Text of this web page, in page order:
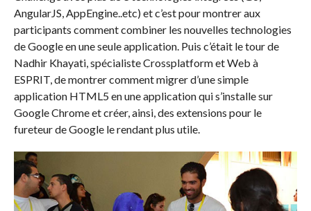
AngularJS, AppEngine..etc) et c’est pour montrer aux
participants comment combiner les nouvelles technologies
de Google en une seule application. Puis c’était le tour de
Nadhir Khayati, spécialiste Crossplatform et Web à
ESPRIT, de montrer comment migrer d’une simple
application HTML5 en une application qui s’installe sur
Google Chrome et créer, ainsi, des extensions pour le
fureteur de Google le rendant plus utile.